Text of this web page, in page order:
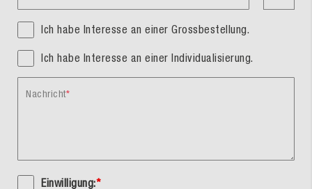
Ich habe Interesse an einer Grossbestellung.
Ich habe Interesse an einer Individualisierung.
Nachricht
Einwilligung:*